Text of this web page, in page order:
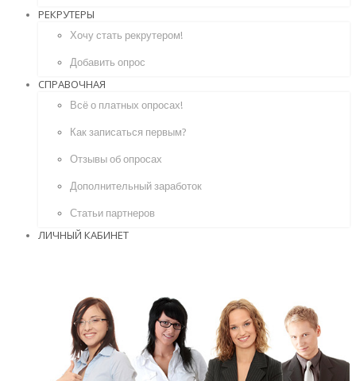
РЕКРУТЕРЫ
Хочу стать рекрутером!
Добавить опрос
СПРАВОЧНАЯ
Всё о платных опросах!
Как записаться первым?
Отзывы об опросах
Дополнительный заработок
Статьи партнеров
ЛИЧНЫЙ КАБИНЕТ